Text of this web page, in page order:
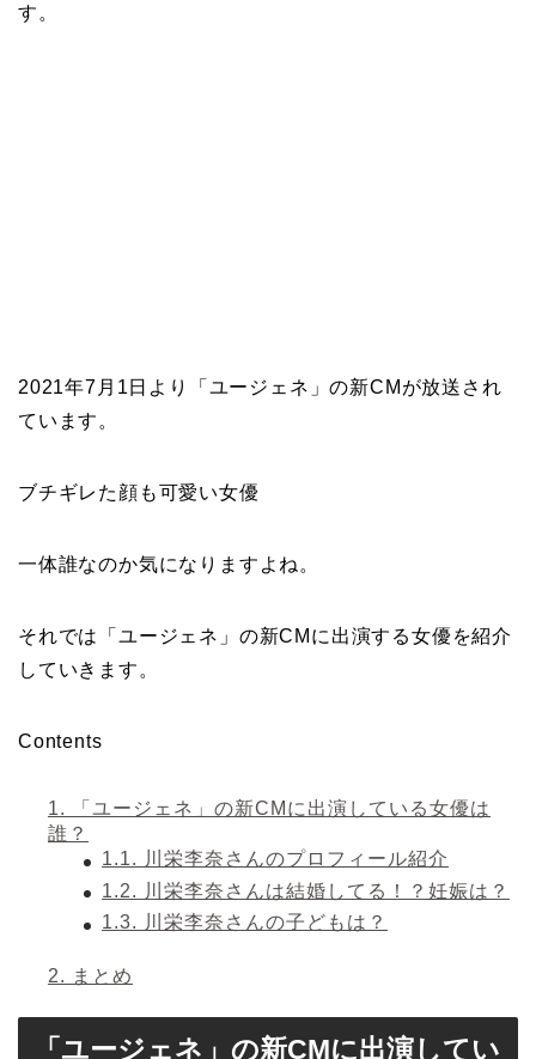
す。
2021年7月1日より「ユージェネ」の新CMが放送され
ています。
ブチギレた顔も可愛い女優
一体誰なのか気になりますよね。
それでは「ユージェネ」の新CMに出演する女優を紹介
していきます。
Contents
1.
「ユージェネ」の新CMに出演している女優は
誰？
1.1. 川栄李奈さんのプロフィール紹介
1.2. 川栄李奈さんは結婚してる！？妊娠は？
1.3. 川栄李奈さんの子どもは？
2. まとめ
「ユージェネ」の新CMに出演してい